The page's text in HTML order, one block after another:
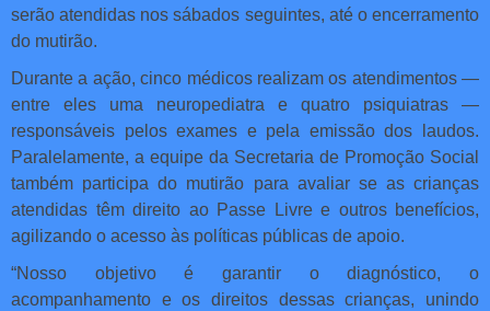
serão atendidas nos sábados seguintes, até o encerramento
do mutirão.
Durante a ação, cinco médicos realizam os atendimentos —
entre eles uma neuropediatra e quatro psiquiatras —
responsáveis pelos exames e pela emissão dos laudos.
Paralelamente, a equipe da Secretaria de Promoção Social
também participa do mutirão para avaliar se as crianças
atendidas têm direito ao Passe Livre e outros benefícios,
agilizando o acesso às políticas públicas de apoio.
“Nosso objetivo é garantir o diagnóstico, o
acompanhamento e os direitos dessas crianças, unindo